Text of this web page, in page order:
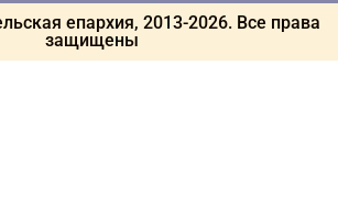
епархия, 2013-2026. Все права
защищены